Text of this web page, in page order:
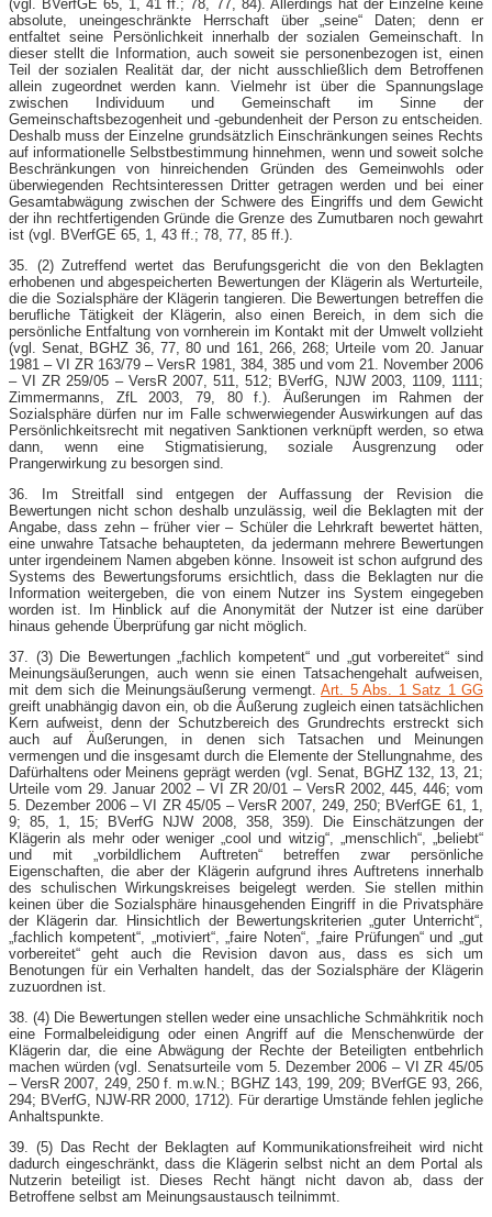
(vgl. BVerfGE 65, 1, 41 ff.; 78, 77, 84). Allerdings hat der Einzelne keine
absolute, uneingeschränkte Herrschaft über „seine“ Daten; denn er
entfaltet seine Persönlichkeit innerhalb der sozialen Gemeinschaft. In
dieser stellt die Information, auch soweit sie personenbezogen ist, einen
Teil der sozialen Realität dar, der nicht ausschließlich dem Betroffenen
allein zugeordnet werden kann. Vielmehr ist über die Spannungslage
zwischen Individuum und Gemeinschaft im Sinne der
Gemeinschaftsbezogenheit und -gebundenheit der Person zu entscheiden.
Deshalb muss der Einzelne grundsätzlich Einschränkungen seines Rechts
auf informationelle Selbstbestimmung hinnehmen, wenn und soweit solche
Beschränkungen von hinreichenden Gründen des Gemeinwohls oder
überwiegenden Rechtsinteressen Dritter getragen werden und bei einer
Gesamtabwägung zwischen der Schwere des Eingriffs und dem Gewicht
der ihn rechtfertigenden Gründe die Grenze des Zumutbaren noch gewahrt
ist (vgl. BVerfGE 65, 1, 43 ff.; 78, 77, 85 ff.).
35. (2) Zutreffend wertet das Berufungsgericht die von den Beklagten
erhobenen und abgespeicherten Bewertungen der Klägerin als Werturteile,
die die Sozialsphäre der Klägerin tangieren. Die Bewertungen betreffen die
berufliche Tätigkeit der Klägerin, also einen Bereich, in dem sich die
persönliche Entfaltung von vornherein im Kontakt mit der Umwelt vollzieht
(vgl. Senat, BGHZ 36, 77, 80 und 161, 266, 268; Urteile vom 20. Januar
1981 – VI ZR 163/79 – VersR 1981, 384, 385 und vom 21. November 2006
– VI ZR 259/05 – VersR 2007, 511, 512; BVerfG, NJW 2003, 1109, 1111;
Zimmermanns, ZfL 2003, 79, 80 f.). Äußerungen im Rahmen der
Sozialsphäre dürfen nur im Falle schwerwiegender Auswirkungen auf das
Persönlichkeitsrecht mit negativen Sanktionen verknüpft werden, so etwa
dann, wenn eine Stigmatisierung, soziale Ausgrenzung oder
Prangerwirkung zu besorgen sind.
36. Im Streitfall sind entgegen der Auffassung der Revision die
Bewertungen nicht schon deshalb unzulässig, weil die Beklagten mit der
Angabe, dass zehn – früher vier – Schüler die Lehrkraft bewertet hätten,
eine unwahre Tatsache behaupteten, da jedermann mehrere Bewertungen
unter irgendeinem Namen abgeben könne. Insoweit ist schon aufgrund des
Systems des Bewertungsforums ersichtlich, dass die Beklagten nur die
Information weitergeben, die von einem Nutzer ins System eingegeben
worden ist. Im Hinblick auf die Anonymität der Nutzer ist eine darüber
hinaus gehende Überprüfung gar nicht möglich.
37. (3) Die Bewertungen „fachlich kompetent“ und „gut vorbereitet“ sind
Meinungsäußerungen, auch wenn sie einen Tatsachengehalt aufweisen,
mit dem sich die Meinungsäußerung vermengt. Art. 5 Abs. 1 Satz 1 GG
greift unabhängig davon ein, ob die Äußerung zugleich einen tatsächlichen
Kern aufweist, denn der Schutzbereich des Grundrechts erstreckt sich
auch auf Äußerungen, in denen sich Tatsachen und Meinungen
vermengen und die insgesamt durch die Elemente der Stellungnahme, des
Dafürhaltens oder Meinens geprägt werden (vgl. Senat, BGHZ 132, 13, 21;
Urteile vom 29. Januar 2002 – VI ZR 20/01 – VersR 2002, 445, 446; vom
5. Dezember 2006 – VI ZR 45/05 – VersR 2007, 249, 250; BVerfGE 61, 1,
9; 85, 1, 15; BVerfG NJW 2008, 358, 359). Die Einschätzungen der
Klägerin als mehr oder weniger „cool und witzig“, „menschlich“, „beliebt“
und mit „vorbildlichem Auftreten“ betreffen zwar persönliche
Eigenschaften, die aber der Klägerin aufgrund ihres Auftretens innerhalb
des schulischen Wirkungskreises beigelegt werden. Sie stellen mithin
keinen über die Sozialsphäre hinausgehenden Eingriff in die Privatsphäre
der Klägerin dar. Hinsichtlich der Bewertungskriterien „guter Unterricht“,
„fachlich kompetent“, „motiviert“, „faire Noten“, „faire Prüfungen“ und „gut
vorbereitet“ geht auch die Revision davon aus, dass es sich um
Benotungen für ein Verhalten handelt, das der Sozialsphäre der Klägerin
zuzuordnen ist.
38. (4) Die Bewertungen stellen weder eine unsachliche Schmähkritik noch
eine Formalbeleidigung oder einen Angriff auf die Menschenwürde der
Klägerin dar, die eine Abwägung der Rechte der Beteiligten entbehrlich
machen würden (vgl. Senatsurteile vom 5. Dezember 2006 – VI ZR 45/05
– VersR 2007, 249, 250 f. m.w.N.; BGHZ 143, 199, 209; BVerfGE 93, 266,
294; BVerfG, NJW-​RR 2000, 1712). Für derartige Umstände fehlen jegliche
Anhaltspunkte.
39. (5) Das Recht der Beklagten auf Kommunikationsfreiheit wird nicht
dadurch eingeschränkt, dass die Klägerin selbst nicht an dem Portal als
Nutzerin beteiligt ist. Dieses Recht hängt nicht davon ab, dass der
Betroffene selbst am Meinungsaustausch teilnimmt.